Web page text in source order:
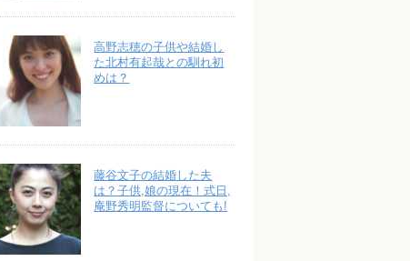
高野志穂の子供や結婚し
た北村有起哉との馴れ初
めは？
藤谷文子の結婚した夫
は？子供,娘の現在！式日,
庵野秀明監督についても!